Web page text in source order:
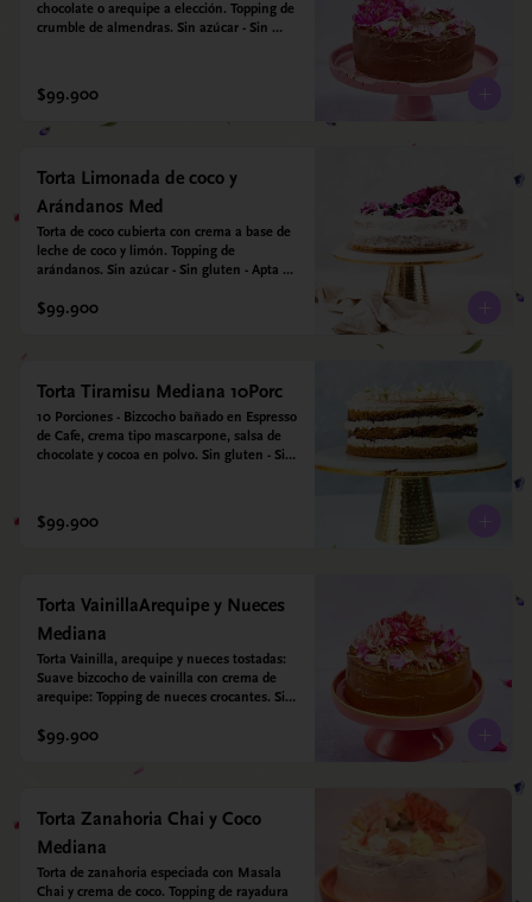
chocolate o arequipe a elección. Topping de
crumble de almendras. Sin azúcar - Sin
$99.900
Torta Limonada de coco y
Arándanos Med
Torta de coco cubierta con crema a base de
leche de coco y limón. Topping de
arándanos. Sin azúcar - Sin gluten - Apta
$99.900
Torta Tiramisu Mediana 10Porc
10 Porciones - Bizcocho bañado en Espresso
de Cafe, crema tipo mascarpone, salsa de
chocolate y cocoa en polvo. Sin gluten - Sin
$99.900
Torta VainillaArequipe y Nueces
Mediana
Torta Vainilla, arequipe y nueces tostadas:
Suave bizcocho de vainilla con crema de
arequipe: Topping de nueces crocantes. Sin
$99.900
Torta Zanahoria Chai y Coco
Mediana
Torta de zanahoria especiada con Masala
Chai y crema de coco. Topping de rayadura